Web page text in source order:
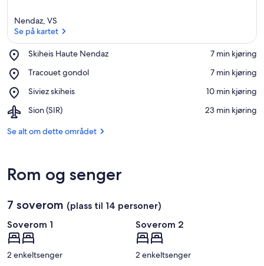
Nendaz, VS
Se på kartet
Skiheis Haute Nendaz
Place,
Haute
‪7 min kjøring‬
Tracouet gondol
Place,
gondol
‪7 min kjøring‬
Siviez skiheis
Place,
skiheis
‪10 min kjøring‬
Sion (SIR)
Airport,
(SIR)
‪23 min kjøring‬
Se alt om dette området
Rom og senger
7 soverom (plass til 14 personer)
Soverom 1
2 enkeltsenger
Soverom 2
2 enkeltsenger